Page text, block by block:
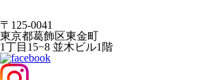
〒125-0041
東京都葛飾区東金町
1丁目15−8 並木ビル1階